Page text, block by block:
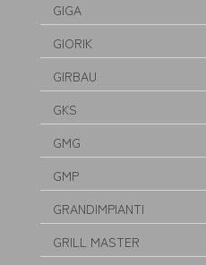
GIGA
GIORIK
GIRBAU
GKS
GMG
GMP
GRANDIMPIANTI
GRILL MASTER